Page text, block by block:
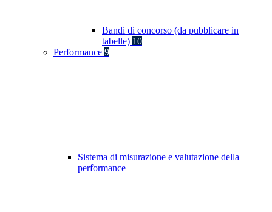
Bandi di concorso (da pubblicare in
tabelle) 10
Performance 9
Sistema di misurazione e valutazione della
performance